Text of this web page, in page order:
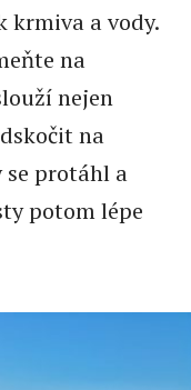
krmiva a vody.
na
nejen
na
protáhl a
potom lépe